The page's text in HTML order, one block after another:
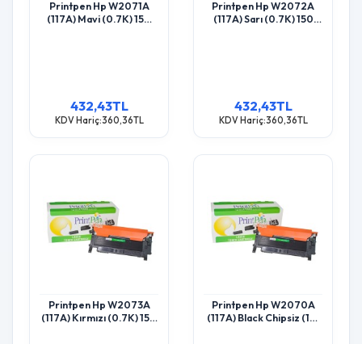
Printpen Hp W2071A
(117A) Mavi (0.7K) 150
432,43TL
KDV Hariç:360,36TL
Printpen Hp W2072A
(117A) Sarı (0.7K) 150
432,43TL
KDV Hariç:360,36TL
Printpen Hp W2073A
(117A) Kırmızı (0.7K) 150
Printpen Hp W2070A
(117A) Black Chipsiz (1K)